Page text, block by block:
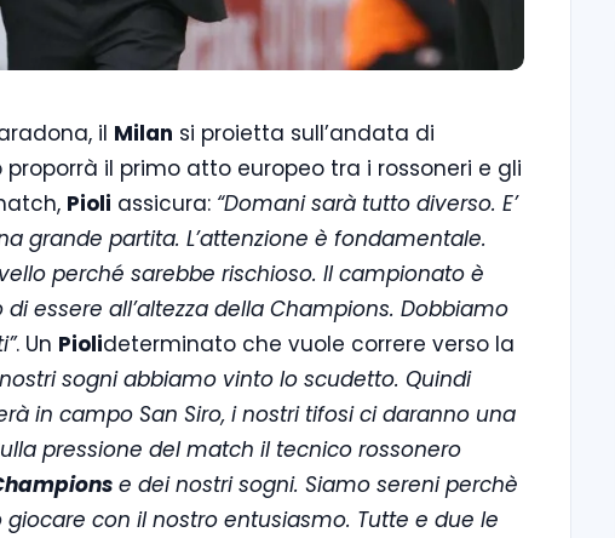
il Milan si proietta sull’andata di
proporrà il primo atto europeo tra i rossoneri e gli
Pioli assicura: “Domani sarà tutto diverso. E’
grande partita. L’attenzione è fondamentale.
perché sarebbe rischioso. Il campionato è
essere all’altezza della Champions. Dobbiamo
. Un Piolideterminato che vuole correre verso la
sogni abbiamo vinto lo scudetto. Quindi
in campo San Siro, i nostri tifosi ci daranno una
pressione del match il tecnico rossonero
e dei nostri sogni. Siamo sereni perchè
con il nostro entusiasmo. Tutte e due le